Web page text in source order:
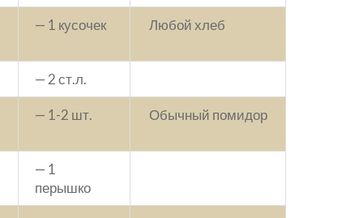
— 1 кусочек Любой хлеб
— 2 ст.л.
— 1-2 шт. Обычный помидор
— 1
перышко